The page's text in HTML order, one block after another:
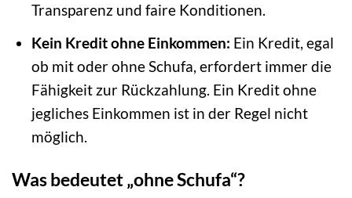
Transparenz und faire Konditionen.
Kein Kredit ohne Einkommen: Ein Kredit, egal
ob mit oder ohne Schufa, erfordert immer die
Fähigkeit zur Rückzahlung. Ein Kredit ohne
jegliches Einkommen ist in der Regel nicht
möglich.
Was bedeutet „ohne Schufa“?